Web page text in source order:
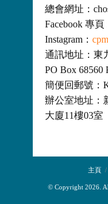
總會網址：
Facebook 專頁
Instagram：
通訊地址：東
PO Box 68560
簡便回郵號：
辦公室地址：
大廈11樓03室
主頁
© Copyright 2026.